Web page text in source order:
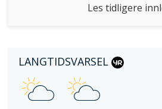
Les tidligere
LANGTIDSVARSEL